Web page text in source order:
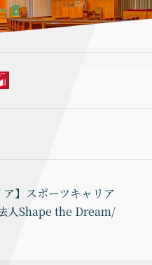
ア】スポーツキャリア
人Shape the Dream/